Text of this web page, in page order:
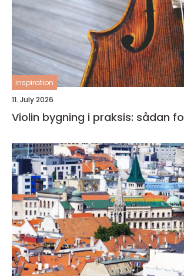
inspiration
11. July 2026
Violin bygning i praksis: sådan